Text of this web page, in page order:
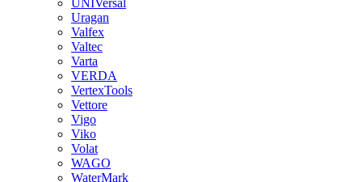
UNIVersal
Uragan
Valfex
Valtec
Varta
VERDA
VertexTools
Vettore
Vigo
Viko
Volat
WAGO
WaterMark